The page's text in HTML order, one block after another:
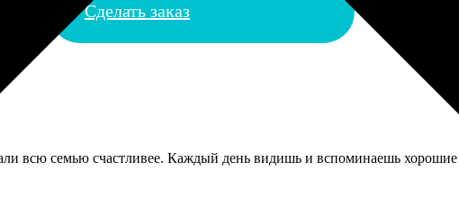
Сделать заказ
всю семью счастливее. Каждый день видишь и вспоминаешь хорошие